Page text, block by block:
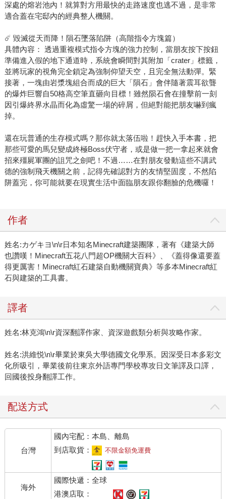
深處的熔岩池內！就算對方用最快的走路速度也逃不過，是非常
適合蓋在宅邸內的經典整人機關。
☄️ 毀滅從天而降！隕石墜落陷阱（高階指令方塊篇）
具體內容： 透過重複模式指令方塊的強力控制，當朋友按下按鈕
準備進入假的地下通道時，系統會瞬間對其附加「crater」標籤，
並將玩家的視角完全鎖定為強制仰望天空，且完全無法動彈。緊
接著，一塊由岩漿塊組合而成的巨大「隕石」會伴隨著震耳欲聾
的爆炸巨響自50格高空筆直砸向目標！雖然陨石會在撞擊前一刻
因引爆終界水晶而化為虛驚一場的碎屑，但絕對能把朋友嚇到瘋
掉。
還在玩普通的生存模式嗎？那你就太落伍啦！趕快入手本書，把
那些可愛的馬兒變成終極Boss伏守者，或是做一把一拿起來就會
招來殭屍軍團的詛咒之劍吧！不過……在對朋友發動這些不講武
德的強制飛天機關之前，記得先確認對方的友情堅固度，不然陷
阱蓋完，你可能就要在現實生活中面臨朋友跟你翻臉的危機囉！
作者
姓名:カゲキヨ\n\r日本知名Minecraft建築團隊，著有《建築大師
也讚嘆！Minecraft五花八門超OP機關大百科》、《蓋得像還要蓋
得更厲害！Minecraft紅石建築自動機關寶典》等多本Minecraft紅
石與建築的工具書。
譯者
姓名:林克鴻\n\r資深翻譯作家、資深遊戲類分析與攻略作家。
姓名:洪維悦\n\r畢業於東吳大學德國文化學系。因深受日本多彩文
化所吸引，畢業後前往東京外語專門學校專攻日文筆譯及口譯，
回國後投身翻譯工作。
配送方式
台灣
國內宅配：本島、離島
到店取貨：
不限金額免運費
海外
國際快遞：全球
港澳店取：